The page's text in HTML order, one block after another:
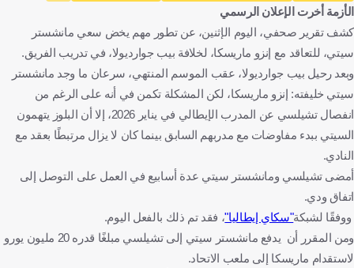
تشيلسي
إينزو ماريسكا
إسبانيا
كرة قدم
الأزمة أخرت الإعلان الرسمي
كشف تقرير صحفي، اليوم الإثنين، عن تطور مهم يخض سعي مانشستر
سيتي، للتعاقد مع إنزو ماريسكا، لخلافة بيب جوارديولا، في تدريب الفريق.
وبعد رحيل بيب جوارديولا، عقب الموسم المنتهي، سرعان ما وجد مانشستر
سيتي خليفته: إنزو ماريسكا، لكن المشكلة تكمن في أنه على الرغم من
انفصال تشيلسي عن المدرب الإيطالي في يناير 2026، إلا أن البلوز يتهمون
السيتي ببدء مفاوضات مع مدربهم السابق بينما كان لا يزال مرتبطًا بعقد مع
النادي.
أمضى تشيلسي ومانشستر سيتي عدة أسابيع في العمل على التوصل إلى
اتفاق ودي.
ووفقًا لشبكة"سكاي إيطاليا"، فقد تم ذلك بالفعل اليوم.
ومن المقرر أن يدفع مانشستر سيتي إلى تشيلسي مبلغًا قدره 20 مليون يورو
لاستقدام ماريسكا إلى ملعب الاتحاد.